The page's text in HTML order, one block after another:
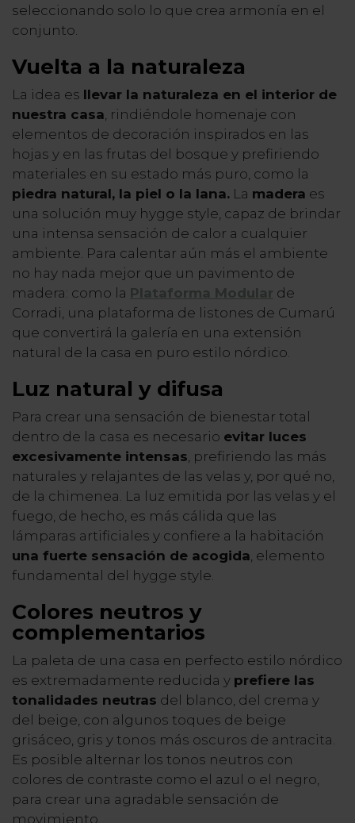
seleccionando solo lo que crea armonía en el
conjunto.
Vuelta a la naturaleza
La idea es llevar la naturaleza en el interior de
nuestra casa, rindiéndole homenaje con
elementos de decoración inspirados en las
hojas y en las frutas del bosque y prefiriendo
materiales en su estado más puro, como la
piedra natural, la piel o la lana. La madera es
una solución muy hygge style, capaz de brindar
una intensa sensación de calor a cualquier
ambiente. Para calentar aún más el ambiente
no hay nada mejor que un pavimento de
madera: como la Plataforma Modular de
Corradi, una plataforma de listones de Cumarú
que convertirá la galería en una extensión
natural de la casa en puro estilo nórdico.
Luz natural y difusa
Para crear una sensación de bienestar total
dentro de la casa es necesario evitar luces
excesivamente intensas, prefiriendo las más
naturales y relajantes de las velas y, por qué no,
de la chimenea. La luz emitida por las velas y el
fuego, de hecho, es más cálida que las
lámparas artificiales y confiere a la habitación
una fuerte sensación de acogida, elemento
fundamental del hygge style.
Colores neutros y
complementarios
La paleta de una casa en perfecto estilo nórdico
es extremadamente reducida y prefiere las
tonalidades neutras del blanco, del crema y
del beige, con algunos toques de beige
grisáceo, gris y tonos más oscuros de antracita.
Es posible alternar los tonos neutros con
colores de contraste como el azul o el negro,
para crear una agradable sensación de
movimiento.